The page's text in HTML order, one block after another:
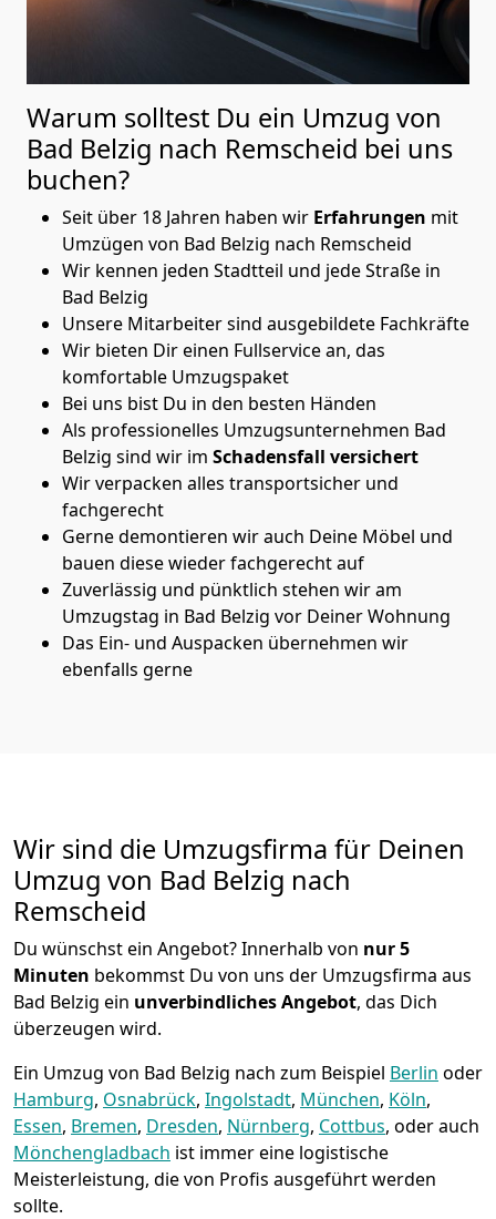
Warum solltest Du ein Umzug von
Bad Belzig nach Remscheid bei uns
buchen?
Seit über 18 Jahren haben wir Erfahrungen mit
Umzügen von Bad Belzig nach Remscheid
Wir kennen jeden Stadtteil und jede Straße in
Bad Belzig
Unsere Mitarbeiter sind ausgebildete Fachkräfte
Wir bieten Dir einen Fullservice an, das
komfortable Umzugspaket
Bei uns bist Du in den besten Händen
Als professionelles Umzugsunternehmen Bad
Belzig sind wir im Schadensfall versichert
Wir verpacken alles transportsicher und
fachgerecht
Gerne demontieren wir auch Deine Möbel und
bauen diese wieder fachgerecht auf
Zuverlässig und pünktlich stehen wir am
Umzugstag in Bad Belzig vor Deiner Wohnung
Das Ein- und Auspacken übernehmen wir
ebenfalls gerne
Wir sind die Umzugsfirma für Deinen
Umzug von Bad Belzig nach
Remscheid
Du wünschst ein Angebot? Innerhalb von nur 5
Minuten bekommst Du von uns der Umzugsfirma aus
Bad Belzig ein unverbindliches Angebot, das Dich
überzeugen wird.
Ein Umzug von Bad Belzig nach zum Beispiel Berlin oder
Hamburg, Osnabrück, Ingolstadt, München, Köln,
Essen, Bremen, Dresden, Nürnberg, Cottbus, oder auch
Mönchen­gladbach ist immer eine logistische
Meisterleistung, die von Profis ausgeführt werden
sollte.